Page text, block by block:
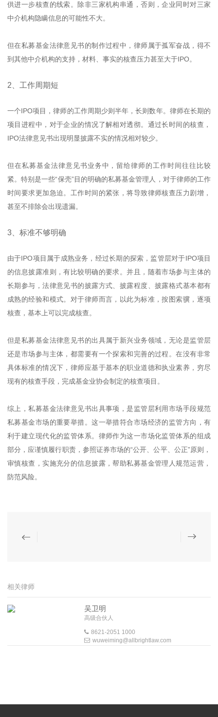
供进一步核查的线索。除非三家机构串通，否则，企业同时对三家
中介机构隐瞒信息的可能性不大。
但在私募基金法律意见书的制作过程中，律师属于孤军奋战，得不
到其他中介机构的支持，材料、事实的核查压力甚至大于IPO。
2、工作周期短
一个IPO项目，律师的工作周期少则半年，长则数年。律师在长期的
项目进程中，对于企业的情况了解相对透彻。通过长时间的核查，
IPO法律意见书出现明显披露不实的情况相对较少。
但在私募基金法律意见书业务中，留给律师的工作时间往往比较
紧。特别是一些“保壳”目的明确的私募基金管理人，对于律师的工作
时间要求更加急迫。工作时间的紧张，将导致律师核查压力剧增，
甚至不排除会出现遗漏。
3、标准不够明确
由于IPO项目属于成熟业务，经过长期的探索，监管层对于IPO项目
的信息披露准则，有比较明确的要求。并且，随着市场参与主体的
长期参与，法律意见书的披露方式、披露程度、披露格式基本都有
成熟的经验和模式。对于律师而言，以此为标准，按图索骥，逐项
核查，基本上可以完成核查。
但是私募基金法律意见书的出具属于新兴业务领域，无论是监管层
还是市场参与主体，都需要有一个探索和完善的过程。在没有非常
具体标准的情况下，律师应基于基本的职业道德和执业素养，穷尽
现有的核查手段，完成基金业协会制定的核查项目。
综上，私募基金法律意见书出具事项，是监管层利用市场手段规范
私募基金市场的重要举措。这一举措符合市场经济的监管方向，有
利于建立现代化的监管体系。律师作为这一市场化监管体系的组成
部分，应谨慎履行职责，参照证券市场的“公开、公平、公正”原则，
审慎核查，实施充分的信息披露，帮助私募基金管理人规范运营，
防范风险。
相关律师
吴卫明
高级合伙人
8621-2051 1000
wuweiming@allbrightlaw.com